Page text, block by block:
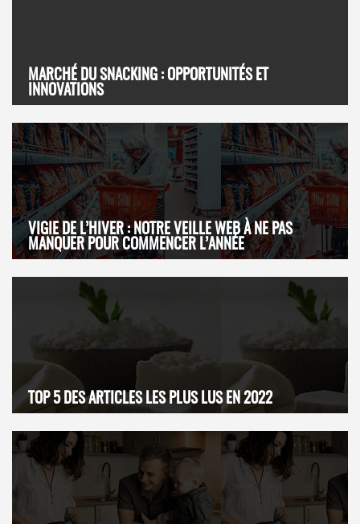
MARCHÉ DU SNACKING : OPPORTUNITÉS ET
INNOVATIONS
VIGIE DE L’HIVER : NOTRE VEILLE WEB À NE PAS
MANQUER POUR COMMENCER L’ANNÉE
TOP 5 DES ARTICLES LES PLUS LUS EN 2022